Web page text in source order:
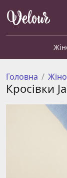
Головна
Кросівки